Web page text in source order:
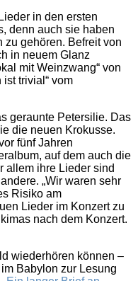
in den ersten
denn auch sie haben
gehören. Befreit von
in neuem Glanz
mit Weinzwang“ von
ist trivial“ vom
geraunte Petersilie. Das
die neuen Krokusse.
fünf Jahren
auf dem auch die
allem ihre Lieder sind
„Wir waren sehr
Risiko am
Lieder im Konzert zu
nach dem Konzert.
wiederhören können –
Babylon zur Lesung